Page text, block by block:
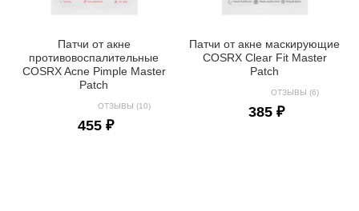
Патчи от акне
противовоспалительные
COSRX Acne Pimple Master
Patch
ОТЗЫВЫ (10)
455 ₽
Патчи от акне маскирующие
COSRX Clear Fit Master
Patch
ОТЗЫВЫ (6)
385 ₽